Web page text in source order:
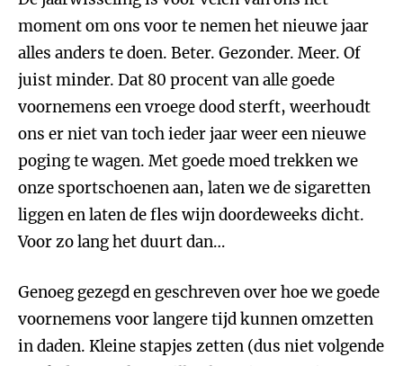
moment om ons voor te nemen het nieuwe jaar
alles anders te doen. Beter. Gezonder. Meer. Of
juist minder. Dat 80 procent van alle goede
voornemens een vroege dood sterft, weerhoudt
ons er niet van toch ieder jaar weer een nieuwe
poging te wagen. Met goede moed trekken we
onze sportschoenen aan, laten we de sigaretten
liggen en laten de fles wijn doordeweeks dicht.
Voor zo lang het duurt dan…
Genoeg gezegd en geschreven over hoe we goede
voornemens voor langere tijd kunnen omzetten
in daden. Kleine stapjes zetten (dus niet volgende